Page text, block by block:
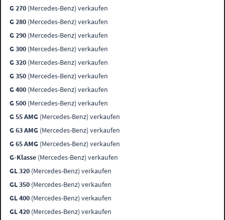
G 270 (Mercedes-Benz) verkaufen
G 280 (Mercedes-Benz) verkaufen
G 290 (Mercedes-Benz) verkaufen
G 300 (Mercedes-Benz) verkaufen
G 320 (Mercedes-Benz) verkaufen
G 350 (Mercedes-Benz) verkaufen
G 400 (Mercedes-Benz) verkaufen
G 500 (Mercedes-Benz) verkaufen
G 55 AMG (Mercedes-Benz) verkaufen
G 63 AMG (Mercedes-Benz) verkaufen
G 65 AMG (Mercedes-Benz) verkaufen
G-Klasse (Mercedes-Benz) verkaufen
GL 320 (Mercedes-Benz) verkaufen
GL 350 (Mercedes-Benz) verkaufen
GL 400 (Mercedes-Benz) verkaufen
GL 420 (Mercedes-Benz) verkaufen